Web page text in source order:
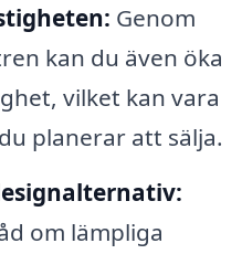
Genom
kan du även öka
vilket kan vara
planerar att sälja.
om lämpliga